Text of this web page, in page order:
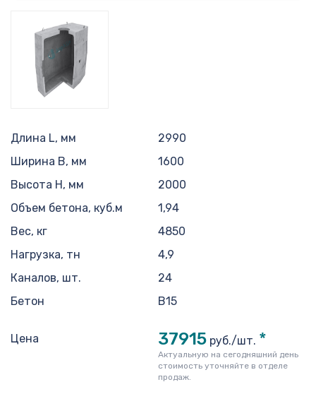
Длина L, мм
2990
Ширина B, мм
1600
Высота H, мм
2000
Объем бетона, куб.м
1,94
Вес, кг
4850
Нагрузка, тн
4,9
Каналов, шт.
24
Бетон
В15
Цена 37915 руб./шт. *
Актуальную на сегодняшний день
стоимость уточняйте в отделе
продаж.